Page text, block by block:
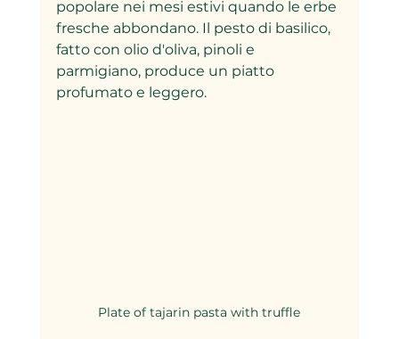
popolare nei mesi estivi quando le erbe
fresche abbondano. Il pesto di basilico,
fatto con olio d'oliva, pinoli e
parmigiano, produce un piatto
profumato e leggero.
Plate of tajarin pasta with truffle